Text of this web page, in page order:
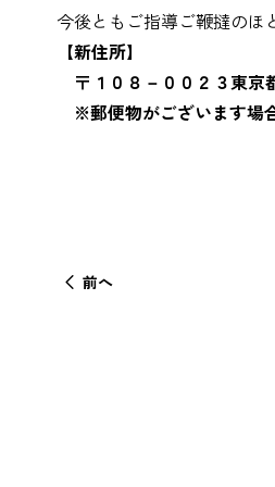
今後ともご指導ご鞭撻のほ
【新住所】
〒１０８－００２３東
※郵便物がございます場
前へ